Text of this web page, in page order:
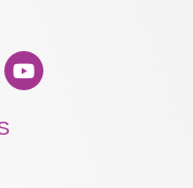
Y
o
u